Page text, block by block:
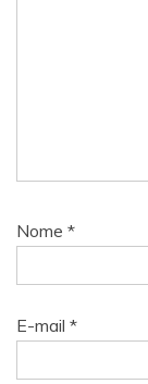
Nome *
E-mail *